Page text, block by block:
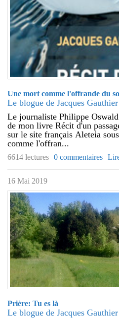
Une mort comme l'offrande du
Le blogue de Jacques Gauthier
Le journaliste Philippe
de mon livre Récit d'un
sur le site français Aleteia
comme l'offran...
6614 lectures 0 commentaires
16 Mai 2019
Prière: Tu es là
Le blogue de Jacques Gauthier